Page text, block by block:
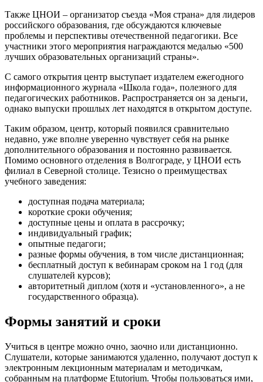
Также ЦНОИ – организатор съезда «Моя страна» для лидеров
российского образования, где обсуждаются ключевые
проблемы и перспективы отечественной педагогики. Все
участники этого мероприятия награждаются медалью «500
лучших образовательных организаций страны».
С самого открытия центр выступает издателем ежегодного
информационного журнала «Школа года», полезного для
педагогических работников. Распространяется он за деньги,
однако выпуски прошлых лет находятся в открытом доступе.
Таким образом, центр, который появился сравнительно
недавно, уже вполне уверенно чувствует себя на рынке
дополнительного образования и постоянно развивается.
Помимо основного отделения в Волгограде, у ЦНОИ есть
филиал в Северной столице. Тезисно о преимуществах
учебного заведения:
доступная подача материала;
короткие сроки обучения;
доступные цены и оплата в рассрочку;
индивидуальный график;
опытные педагоги;
разные формы обучения, в том числе дистанционная;
бесплатный доступ к вебинарам сроком на 1 год (для
слушателей курсов);
авторитетный диплом (хотя и «установленного», а не
государственного образца).
Формы занятий и сроки
Учиться в центре можно очно, заочно или дистанционно.
Слушатели, которые занимаются удаленно, получают доступ к
электронным лекционным материалам и методичкам,
собранным на платформе Etutorium. Чтобы пользоваться ими,